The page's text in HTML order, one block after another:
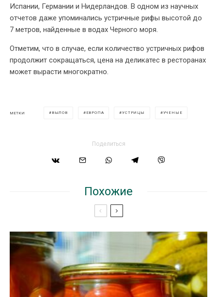
Испании, Германии и Нидерландов. В одном из научных
отчетов даже упоминались устричные рифы высотой до
7 метров, найденные в водах Черного моря.
Отметим, что в случае, если количество устричных рифов
продолжит сокращаться, цена на деликатес в ресторанах
может вырасти многократно.
МЕТКИ ВЫЛОВ ЕВРОПА УСТРИЦЫ УЧЕНЫЕ
Поделиться
Похожие